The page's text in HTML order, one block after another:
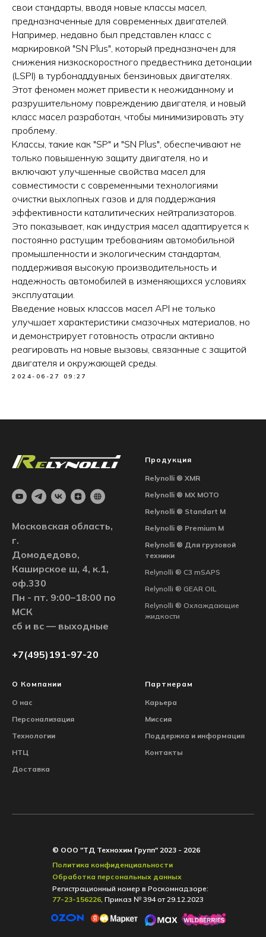
свои стандарты, вводя новые классы масел,
предназначенные для современных двигателей.
Например, недавно был представлен класс с
маркировкой "SN Plus", который предназначен для
снижения низкоскоростного предвестника детонации
(LSPI) в турбонаддувных бензиновых двигателях.
Этот феномен может привести к неожиданному и
разрушительному повреждению двигателя, и новый
класс масел разработан, чтобы минимизировать эту
проблему.
Классы, такие как "SP" и "SN Plus", обеспечивают не
только повышенную защиту двигателя, но и
включают улучшенные свойства масел для
совместимости с современными технологиями
очистки выхлопных газов и для поддержания
эффективности каталитических нейтрализаторов.
Это показывает, как индустрия масел адаптируется к
постоянно растущим требованиям автомобильной
промышленности и экологическим стандартам,
поддерживая высокую производительность и
надежность автомобилей в изменяющихся условиях
эксплуатации.
Введение новых классов масел API не только
улучшает характеристики смазочных материалов, но
и демонстрирует готовность отрасли активно
реагировать на новые вызовы, связанные с защитой
двигателя и окружающей среды.
2024-06-27 09:27
Московская область,
г.
Домодедово,
Каширское ш, 4, к.1,
оф.330
Пн - пт. 9:00–18:00 по
МСК
сб и вс — выходные
+7(495)191-97-20
Продукция
Relynolli ® XMR
Relynolli ® MX MOTO
Relynolli ® Standart M
Relynolli ® Premium M
Relynolli ® Для грузовой
техники
Relynolli ® С3 mSAPS
Relynolli ® GEAR OIL
Relynolli ® Охлаждающие
жидкости
О Компании
О нас
Персонализация
Технологии
НТЦ
Доставка
Партнерам
Карьера
Миссия
Поддержка и информация
Контакты
© ООО "ТД Технохим Групп" 2023 - 2026
Регистрационный номер в Роскомнадзоре:
77-23-156226, Приказ № 394 от 29.12.2023
Обработка персональных данных
Политика конфиденциальности